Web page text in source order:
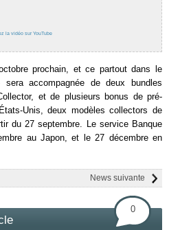
la vidéo sur YouTube
prochain, et ce partout dans le
accompagnée de deux bundles
et de plusieurs bonus de pré-
Unis, deux modèles collectors de
du 27 septembre. Le service Banque
au Japon, et le 27 décembre en
News suivante
0